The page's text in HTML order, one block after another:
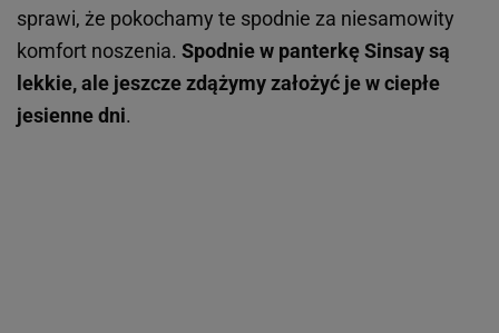
sprawi, że pokochamy te spodnie za niesamowity
komfort noszenia. Spodnie w panterkę Sinsay są
lekkie, ale jeszcze zdążymy założyć je w ciepłe
jesienne dni.